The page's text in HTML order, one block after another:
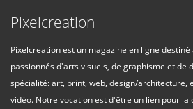
Pixelcreation
Pixelcreation est un magazine en ligne
passionnés d'arts visuels, de graphisme et de
spécialité: art, print, web, design/architecture,
vidéo. Notre vocation est d'être un lien pour la